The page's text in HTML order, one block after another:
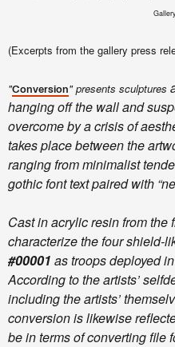
(Excerpts from the gallery press
"Conversion" presents sculptures
hanging off the wall and
overcome by a crisis of
takes place between the
ranging from minimalist
gothic font text paired with
Cast in acrylic resin from the
characterize the four shield-
#00001 as troops deployed
According to the artists’
including the artists’
conversion is likewise
be in terms of converting file